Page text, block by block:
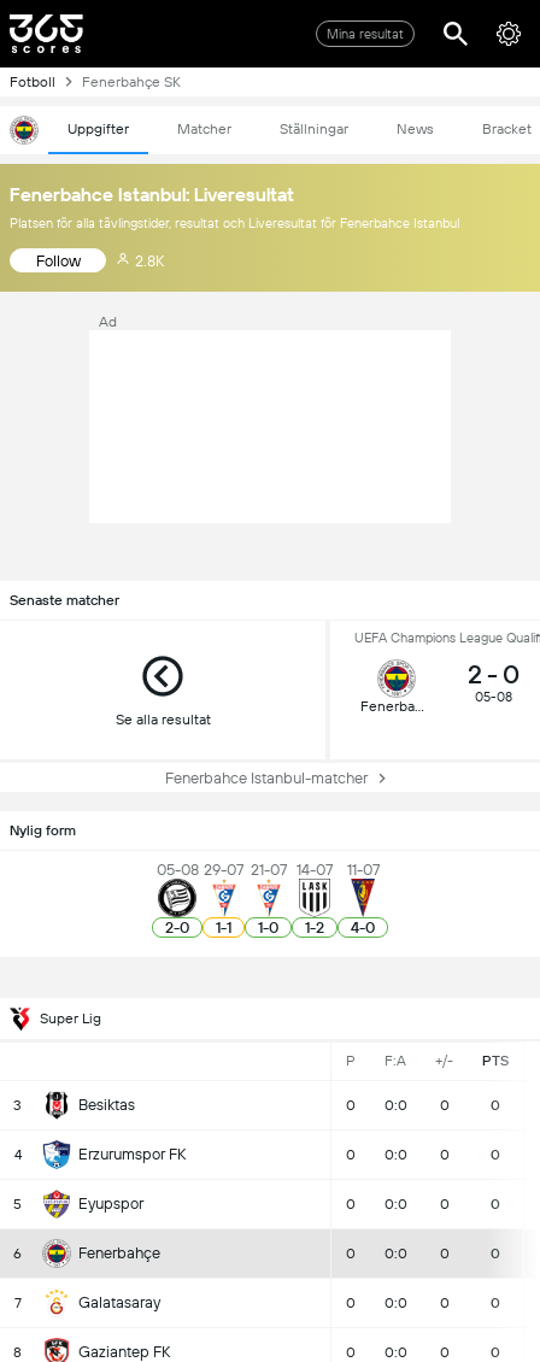
Mina resultat
Fotboll Fenerbahçe SK
Uppgifter Matcher Ställningar News Bracket
Fenerbahce Istanbul: Liveresultat
Platsen för alla tävlingstider, resultat och Liveresultat för Fenerbahce Istanbul
Follow 2.8K
Ad
Senaste matcher
Se alla resultat
UEFA Champions League
Fenerbahçe
2 - 0
05-08
Fenerbahce Istanbul-matcher
Nylig form
05-08
2-0
29-07
1-1
21-07
1-0
14-07
1-2
11-07
4-0
Super Lig
P F:A +/- PTS
3 Besiktas 0 0:0 0 0
4 Erzurumspor FK 0 0:0 0 0
5 Eyupspor 0 0:0 0 0
6 Fenerbahçe 0 0:0 0 0
7 Galatasaray 0 0:0 0 0
8 Gaziantep FK 0 0:0 0 0